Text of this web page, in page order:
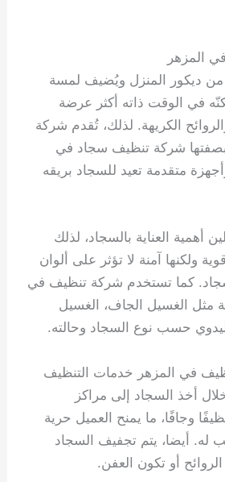
المزهر
ديكور المنزل ويُضيف لمسة
في الوقت ذاته أكثر عرضة
الكريهة. لذلك، تُقدم شركة
بصفتها شركة تنظيف سجاد في
متقدمة تعيد للسجاد بريقه
أهمية العناية بالسجاد، لذلك
ولكنها آمنة لا تؤثر على ألوان
كما تستخدم شركة تنظيف في
مثل الغسيل الجاف، الغسيل
اليدوي حسب نوع السجاد وحالته.
في المزهر خدمات التنظيف
أخذ السجاد إلى مراكز
وجافًا، ما يمنح العميل حرية
له. أيضا، يتم تجفيف السجاد
أو تكون العفن.